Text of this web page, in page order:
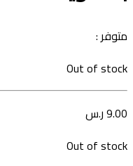
متوفر :
Out of stock
9.00ر.س
Out of stock